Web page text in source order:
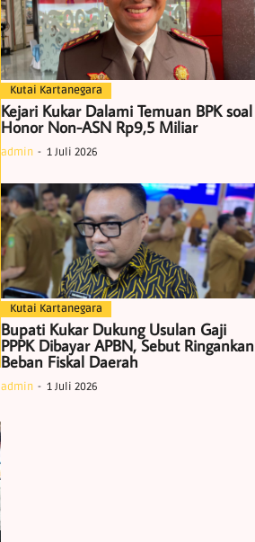
Kutai Kartanegara
Kejari Kukar Dalami Temuan BPK soal
Honor Non-ASN Rp9,5 Miliar
admin 1 Juli 2026
Kutai Kartanegara
Bupati Kukar Dukung Usulan Gaji
PPPK Dibayar APBN, Sebut Ringankan
Beban Fiskal Daerah
admin 1 Juli 2026